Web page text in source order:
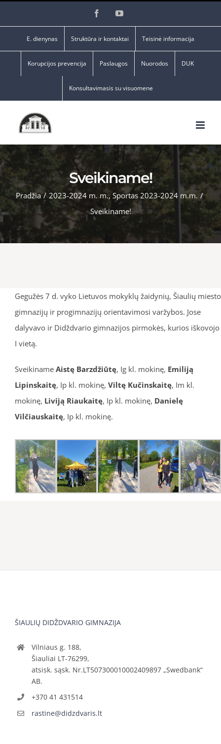
FacebookYouTube
E. dienynas Struktūra ir kontaktai Teisinė informacija
Korupcijos prevencija Paslaugos Nuorodos DUK
Konsultavimasis su visuomene
Sveikiname!
Pradžia / 2023-2024 m. m.,Sportas 2023-2024 m.m. /
Sveikiname!
Gegužės 7 d. vyko Lietuvos mokyklų žaidynių, Šiaulių miesto
gimnazijų ir progimnazijų orientavimosi varžybos. Jose
dalyvavo ir Didždvario gimnazijos pirmokės, kurios iškovojo
I vietą.
Sveikiname Aistę Barzdžiūtę, Ig kl. mokinę, Emiliją
Lipinskaitę, Ip kl. mokinę, Viltę Kučinskaitę, Im kl.
mokinę, Liviją Riaukaitę, Ip kl. mokinę, Danielę
Vilčiauskaitę, Ip kl. mokinę.
ŠIAULIŲ DIDŽDVARIO GIMNAZIJA
Vilniaus g. 188,
Šiauliai LT-76299,
atsisk. sąsk. Nr.LT507300010002409897 „Swedbank“
AB.
+370 41 431514
rastine@didzdvaris.lt